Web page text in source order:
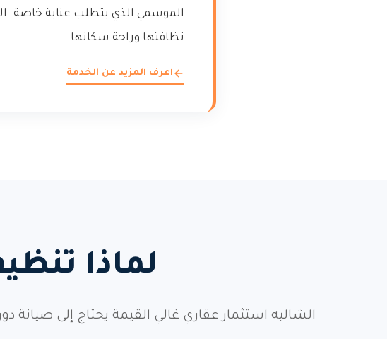
الموسمي الذي يتطلب عناية خاصة.
نظافتها وراحة سكانها.
اعرف المزيد عن الخدمة
لماذا
الشاليه استثمار عقاري غالي القيمة يحتاج إلى صيانة